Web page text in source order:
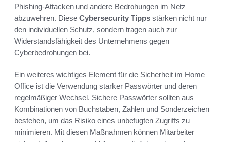
Phishing-Attacken und andere Bedrohungen im Netz
abzuwehren. Diese Cybersecurity Tipps stärken nicht nur
den individuellen Schutz, sondern tragen auch zur
Widerstandsfähigkeit des Unternehmens gegen
Cyberbedrohungen bei.
Ein weiteres wichtiges Element für die Sicherheit im Home
Office ist die Verwendung starker Passwörter und deren
regelmäßiger Wechsel. Sichere Passwörter sollten aus
Kombinationen von Buchstaben, Zahlen und Sonderzeichen
bestehen, um das Risiko eines unbefugten Zugriffs zu
minimieren. Mit diesen Maßnahmen können Mitarbeiter